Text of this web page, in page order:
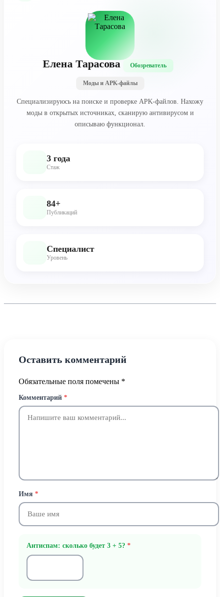
Елена Тарасова Обозреватель
Моды и APK-файлы
Специализируюсь на поиске и проверке APK-файлов. Нахожу
моды в открытых источниках, сканирую антивирусом и
описываю функционал.
3 года
Стаж
84+
Публикаций
Специалист
Уровень
Оставить комментарий
Обязательные поля помечены *
Комментарий *
Имя *
Антиспам: сколько будет 3 + 5? *